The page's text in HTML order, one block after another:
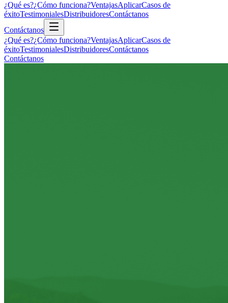
¿Qué es?¿Cómo funciona?VentajasAplicarCasos de
éxitoTestimonialesDistribuidoresContáctanos
Contáctanos
¿Qué es?¿Cómo funciona?VentajasAplicarCasos de
éxitoTestimonialesDistribuidoresContáctanos
Contáctanos